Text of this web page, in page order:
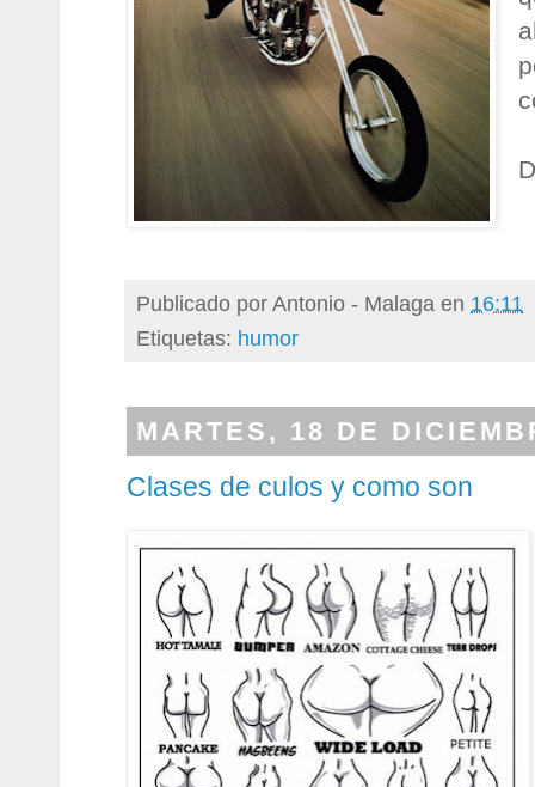
Publicado porAntonio - Malaga en 16:11
Etiquetas: humor
MARTES, 18 DE
Clases de culos y como son